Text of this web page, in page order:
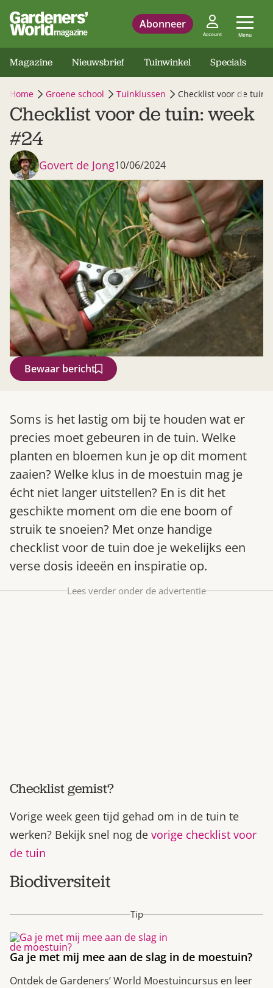
Abonneer
Account Menu
Gardeners’ World 08/2026
Bestel nu
Magazine Nieuwsbrief Tuinwinkel Specials
Home Groene school Tuinklussen Checklist voor de tuin:
Checklist voor de tuin: week
#24
Govert de Jong10/06/2024
Bewaar bericht
Soms is het lastig om bij te houden wat er
precies moet gebeuren in de tuin. Welke
planten en bloemen kun je op dit moment
zaaien? Welke klus in de moestuin mag je
écht niet langer uitstellen? En is dit het
geschikte moment om die ene boom of
struik te snoeien? Met onze handige
checklist voor de tuin doe je wekelijks een
verse dosis ideeën en inspiratie op.
Lees verder onder de advertentie
Checklist gemist?
Vorige week geen tijd gehad om in de tuin te
werken? Bekijk snel nog de vorige checklist voor
de tuin
Biodiversiteit
Tip
Ga je met mij mee aan de slag in de moestuin?
Ontdek de Gardeners’ World Moestuincursus en leer